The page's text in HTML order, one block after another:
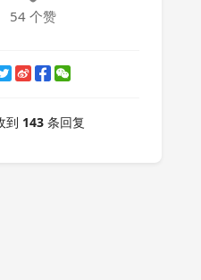
54 个赞
到 143 条回复